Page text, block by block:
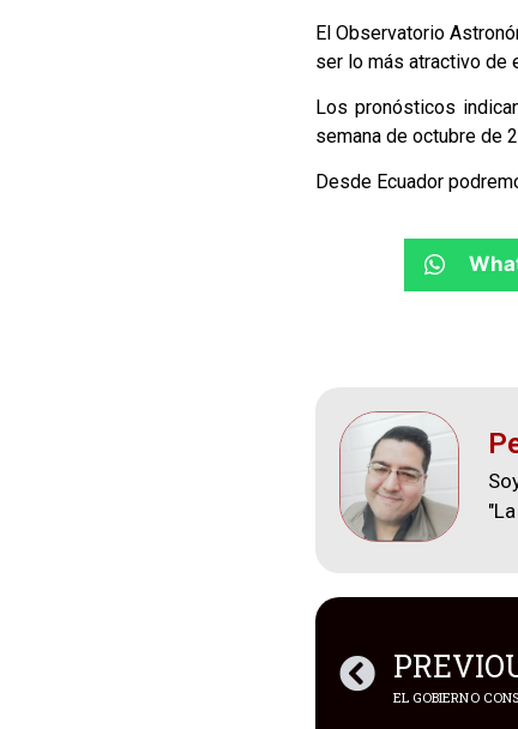
El Observatorio
ser lo más atractivo de
Los pronósticos
semana de octubre de
Desde Ecuador